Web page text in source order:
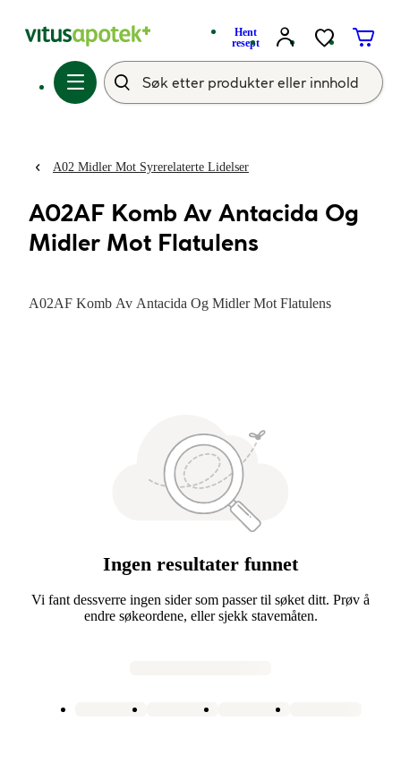
Hent
resept
A02 Midler Mot Syrerelaterte Lidelser
A02AF Komb Av Antacida Og
Midler Mot Flatulens
A02AF Komb Av Antacida Og Midler Mot Flatulens
Ingen resultater funnet
Vi fant dessverre ingen sider som passer til søket ditt. Prøv å
endre søkeordene, eller sjekk stavemåten.